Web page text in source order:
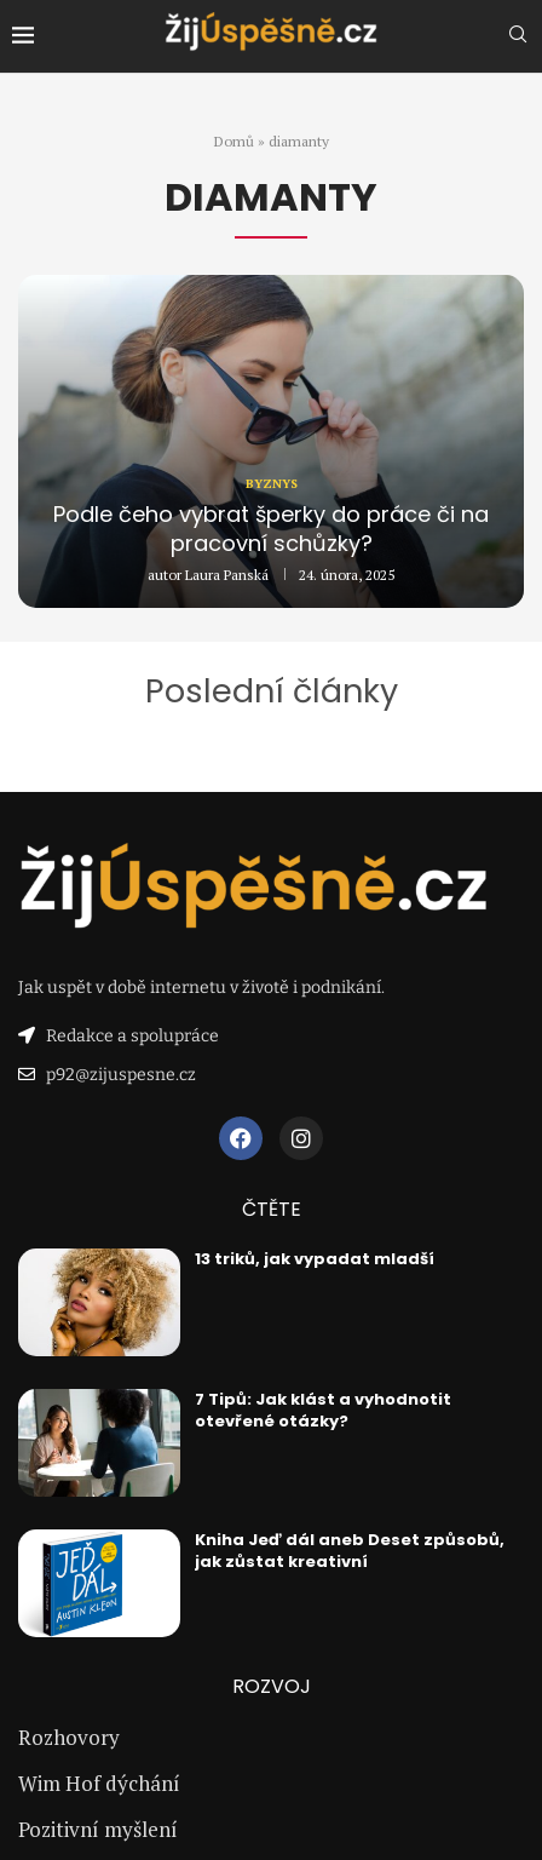
Domů » diamanty
DIAMANTY
BYZNYS
Podle čeho vybrat šperky do práce či na
pracovní schůzky?
autorLaura Panská 24. února, 2025
Poslední články
Jak uspět v době internetu v životě i podnikání.
Redakce a spolupráce
p92@zijuspesne.cz
ČTĚTE
13 triků, jak vypadat mladší
7 Tipů: Jak klást a vyhodnotit
otevřené otázky?
Kniha Jeď dál aneb Deset způsobů,
jak zůstat kreativní
ROZVOJ
Rozhovory
Wim Hof dýchání
Pozitivní myšlení